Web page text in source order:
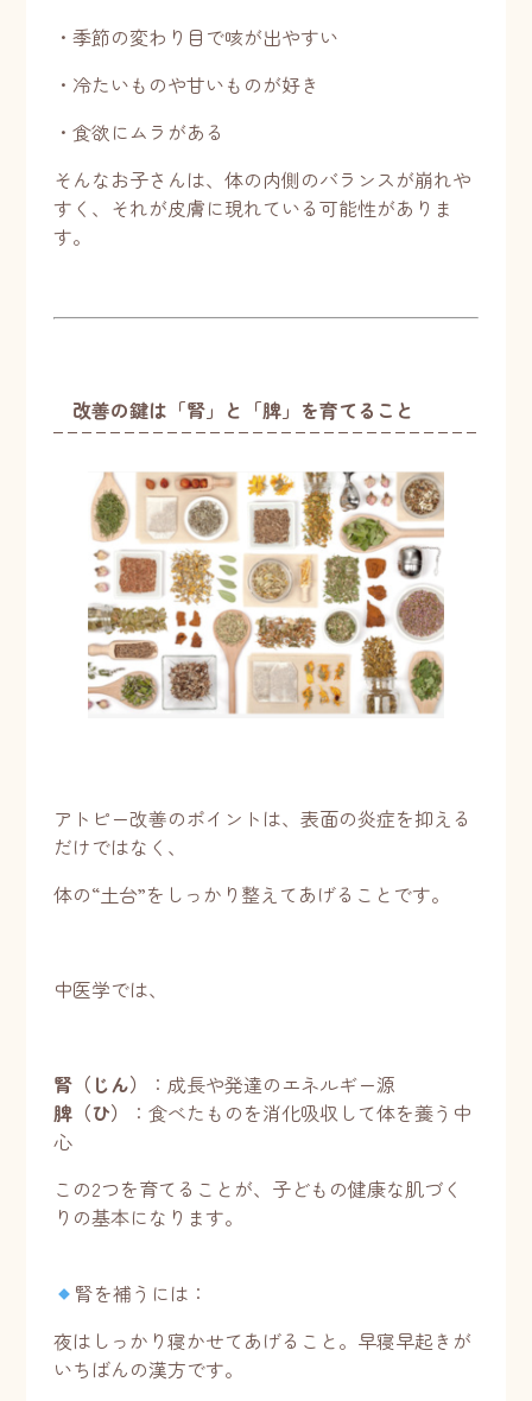
・季節の変わり目で咳が出やすい
・冷たいものや甘いものが好き
・食欲にムラがある
そんなお子さんは、体の内側のバランスが崩れや
すく、それが皮膚に現れている可能性がありま
す。
改善の鍵は「腎」と「脾」を育てること
アトピー改善のポイントは、表面の炎症を抑える
だけではなく、
体の“土台”をしっかり整えてあげることです。
中医学では、
腎（じん）
：成長や発達のエネルギー源
脾（ひ）
：食べたものを消化吸収して体を養う中
心
この2つを育てることが、子どもの健康な肌づく
りの基本になります。
腎を補うには：
夜はしっかり寝かせてあげること。早寝早起きが
いちばんの漢方です。